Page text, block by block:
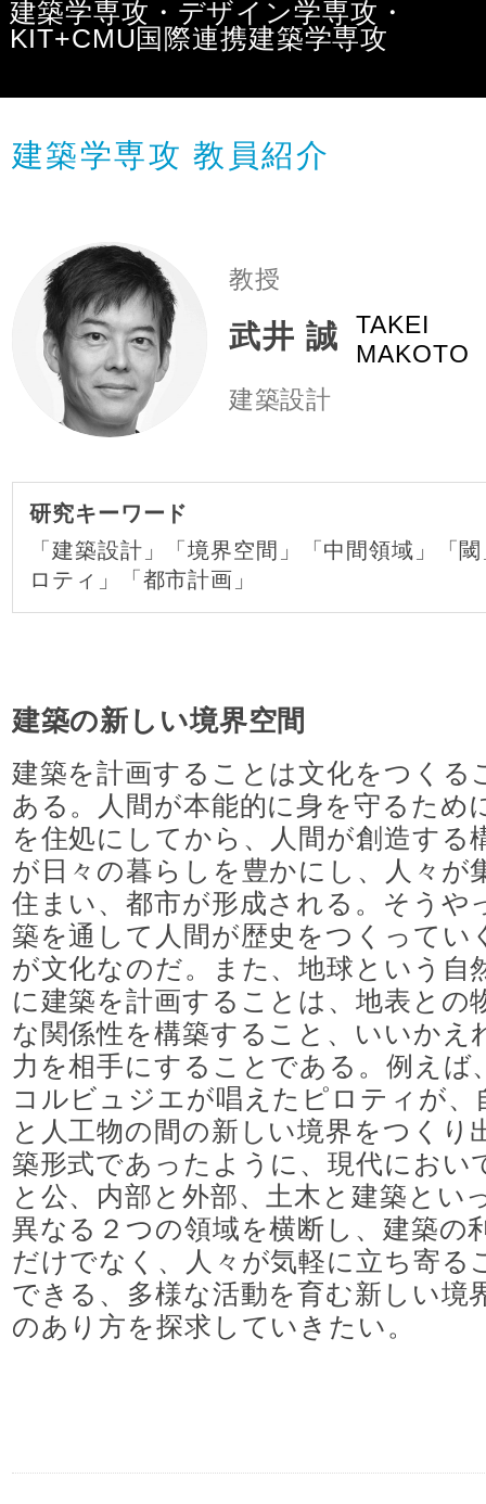
建築学専攻・デザイン学専攻・
KIT+CMU国際連携建築学専攻
建築学専攻の概要
教員紹介
主な演習科目
進路実績
アクセス
建築学専攻 教員紹介
教授
武井 誠
TAKEI
MAKOTO
建築設計
研究キーワード
「建築設計」「境界空間」「中間領域」「
ロティ」「都市計画」
建築の新しい境界空間
建築を計画することは文化をつくる
ある。人間が本能的に身を守るため
を住処にしてから、人間が創造する
が日々の暮らしを豊かにし、人々が
住まい、都市が形成される。そうや
築を通して人間が歴史をつくってい
が文化なのだ。また、地球という自
に建築を計画することは、地表との
な関係性を構築すること、いいかえ
力を相手にすることである。例えば
コルビュジエが唱えたピロティが、
と人工物の間の新しい境界をつくり
築形式であったように、現代におい
と公、内部と外部、土木と建築とい
異なる２つの領域を横断し、建築の
だけでなく、人々が気軽に立ち寄る
できる、多様な活動を育む新しい境
のあり方を探求していきたい。